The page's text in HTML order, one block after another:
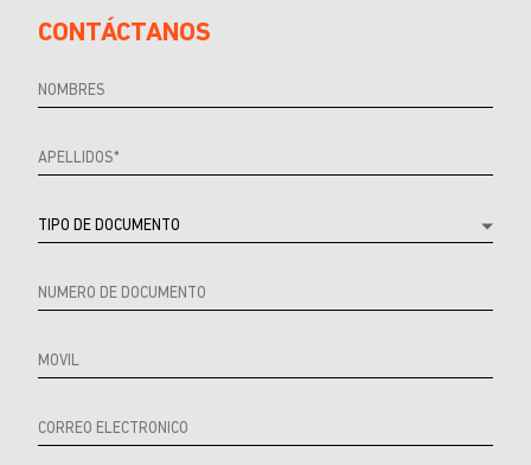
CONTÁCTANOS
Referrer
URL
URL
Referrer
Producto